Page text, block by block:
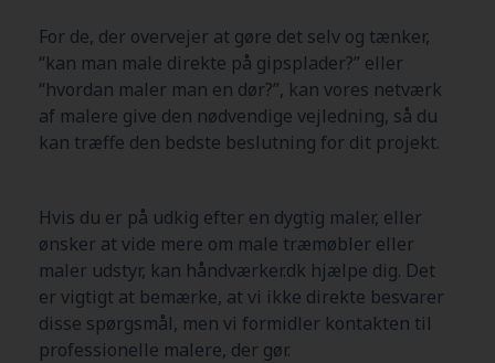
For de, der overvejer at gøre det selv og tænker,
“kan man male direkte på gipsplader?” eller
“hvordan maler man en dør?”, kan vores netværk
af malere give den nødvendige vejledning, så du
kan træffe den bedste beslutning for dit projekt.
Hvis du er på udkig efter en dygtig maler, eller
ønsker at vide mere om male træmøbler eller
maler udstyr, kan håndværker.dk hjælpe dig. Det
er vigtigt at bemærke, at vi ikke direkte besvarer
disse spørgsmål, men vi formidler kontakten til
professionelle malere, der gør.